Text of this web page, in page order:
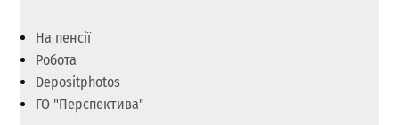
На пенсії
Робота
Depositphotos
ГО "Перспектива"